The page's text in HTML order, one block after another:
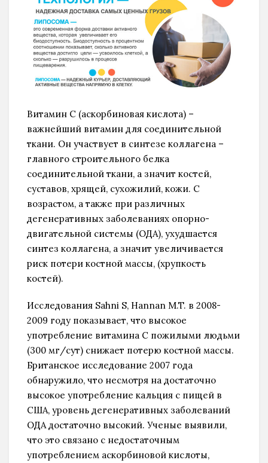
Витамин С (аскорбиновая кислота) –
важнейший витамин для соединительной
ткани. Он участвует в синтезе коллагена –
главного строительного белка
соединительной ткани, а значит костей,
суставов, хрящей, сухожилий, кожи. С
возрастом, а также при различных
дегенеративных заболеваниях опорно-
двигательной системы (ОДА), ухудшается
синтез коллагена, а значит увеличивается
риск потери костной массы, (хрупкость
костей).
Исследования Sahni S, Hannan M.T. в 2008-
2009 году показывает, что высокое
употребление витамина С пожилыми людьми
(300 мг/сут) снижает потерю костной массы.
Британское исследование 2007 года
обнаружило, что несмотря на достаточно
высокое употребление кальция с пищей в
США, уровень дегенеративных заболеваний
ОДА достаточно высокий. Ученые выявили,
что это связано с недостаточным
употреблением аскорбиновой кислоты,